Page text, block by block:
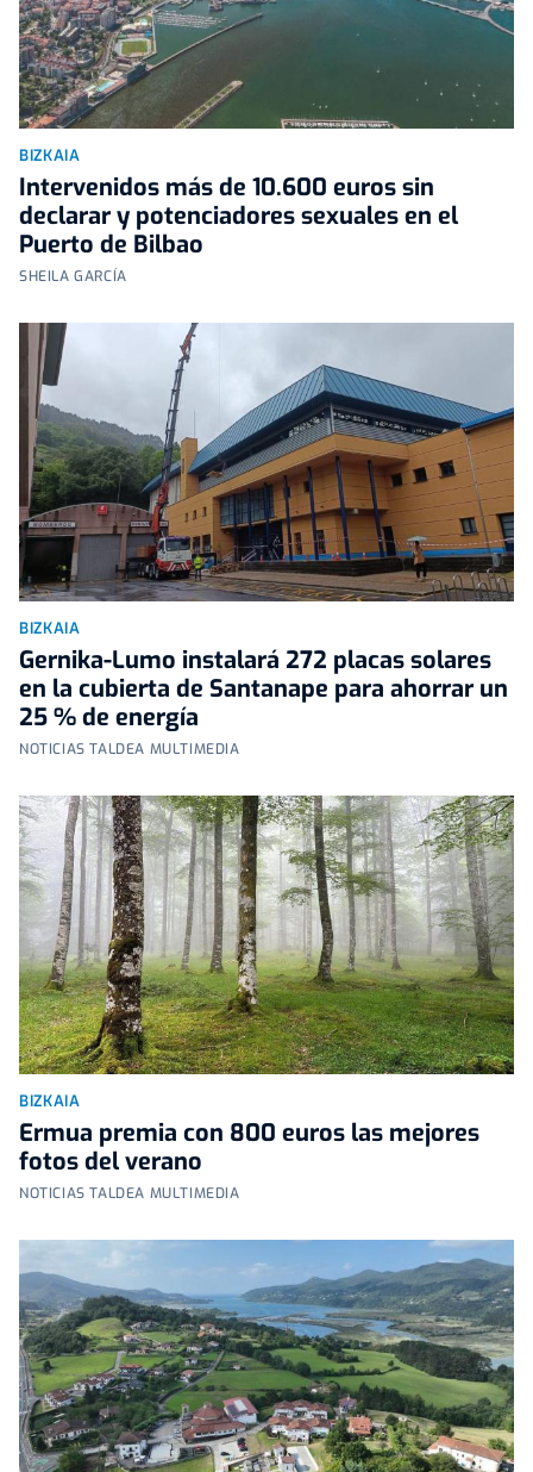
BIZKAIA
Intervenidos más de 10.600 euros sin
declarar y potenciadores sexuales en el
Puerto de Bilbao
SHEILA GARCÍA
BIZKAIA
Gernika-Lumo instalará 272 placas solares
en la cubierta de Santanape para ahorrar un
25 % de energía
NOTICIAS TALDEA MULTIMEDIA
BIZKAIA
Ermua premia con 800 euros las mejores
fotos del verano
NOTICIAS TALDEA MULTIMEDIA